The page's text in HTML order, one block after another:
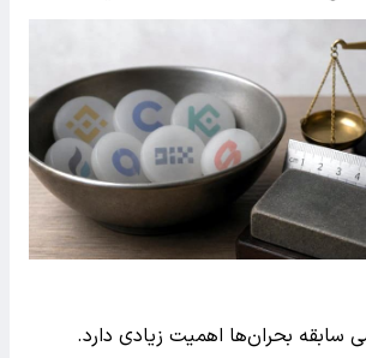
سابقه بحران‌ها اهمیت زیادی دارد.